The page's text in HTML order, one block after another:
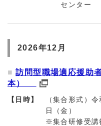
センター
2026年12月
訪問型職場適応援助
本）
【日時】
（集合形式）
日（金）
※集合研修受講